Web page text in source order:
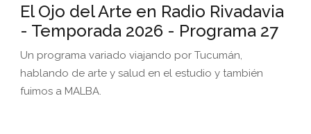
El Ojo del Arte en Radio Rivadavia
- Temporada 2026 - Programa 27
Un programa variado viajando por Tucumán,
hablando de arte y salud en el estudio y también
fuimos a MALBA.